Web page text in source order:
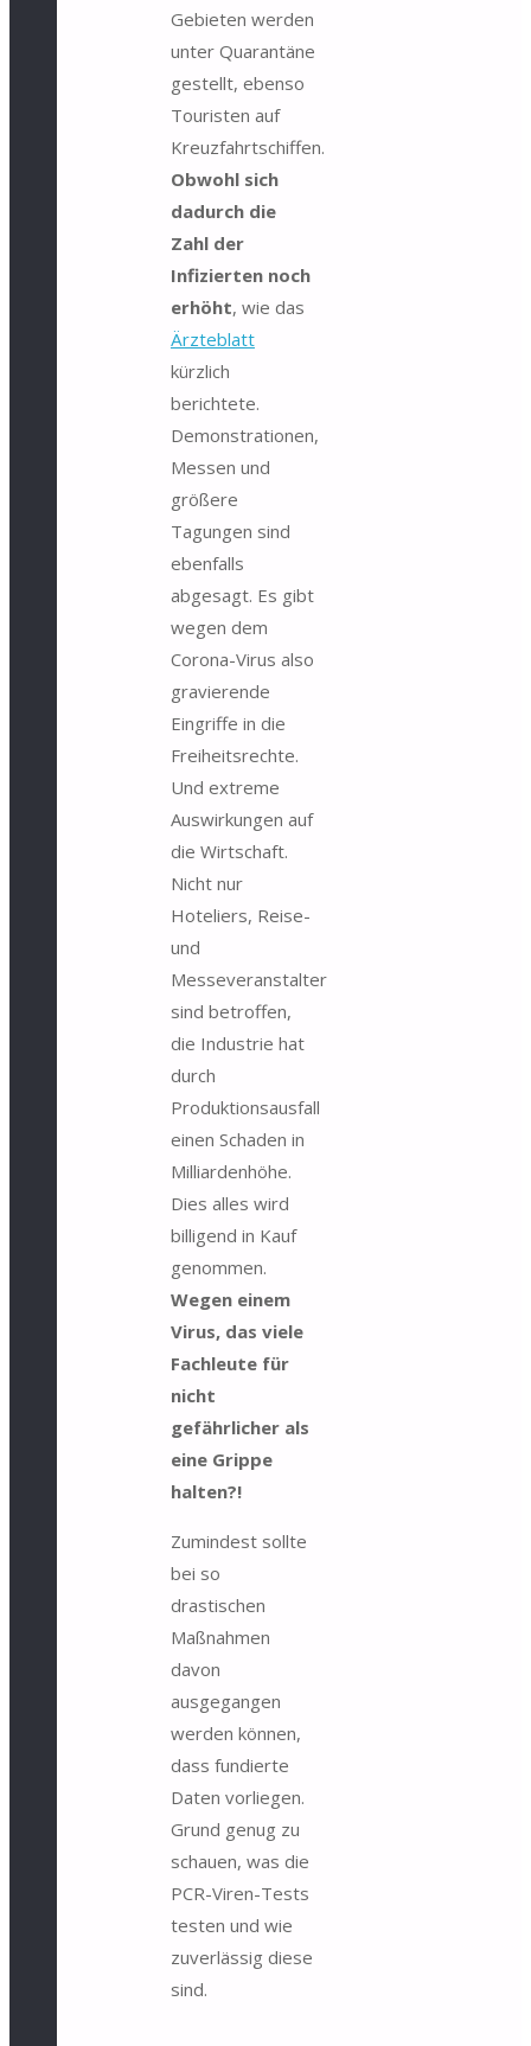
Gebieten werden
unter Quarantäne
gestellt, ebenso
Touristen auf
Kreuzfahrtschiffen.
Obwohl sich
dadurch die
Zahl der
Infizierten noch
erhöht, wie das
Ärzteblatt
kürzlich
berichtete.
Demonstrationen,
Messen und
größere
Tagungen sind
ebenfalls
abgesagt. Es gibt
wegen dem
Corona-Virus also
gravierende
Eingriffe in die
Freiheitsrechte.
Und extreme
Auswirkungen auf
die Wirtschaft.
Nicht nur
Hoteliers, Reise-
und
Messeveranstalter
sind betroffen,
die Industrie hat
durch
Produktionsausfall
einen Schaden in
Milliardenhöhe.
Dies alles wird
billigend in Kauf
genommen.
Wegen einem
Virus, das viele
Fachleute für
nicht
gefährlicher als
eine Grippe
halten?!
Zumindest sollte
bei so
drastischen
Maßnahmen
davon
ausgegangen
werden können,
dass fundierte
Daten vorliegen.
Grund genug zu
schauen, was die
PCR-Viren-Tests
testen und wie
zuverlässig diese
sind.